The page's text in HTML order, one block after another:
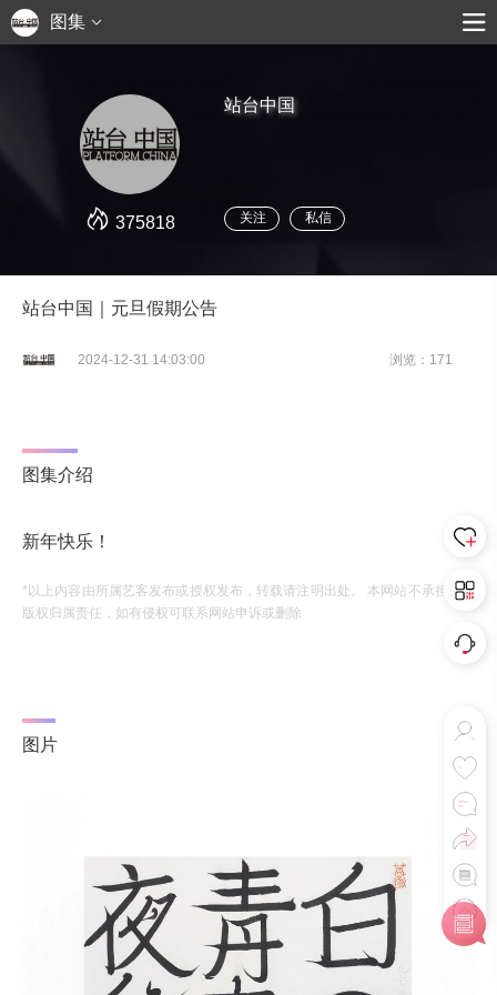
图集
375818
站台中国
关注 私信
站台中国｜元旦假期公告
2024-12-31 14:03:00 浏览：171
图集介绍
新年快乐！
*以上内容由所属艺客发布或授权发布，转载请注明出处。 本网站不承担相应
版权归属责任，如有侵权可联系网站申诉或删除
图片